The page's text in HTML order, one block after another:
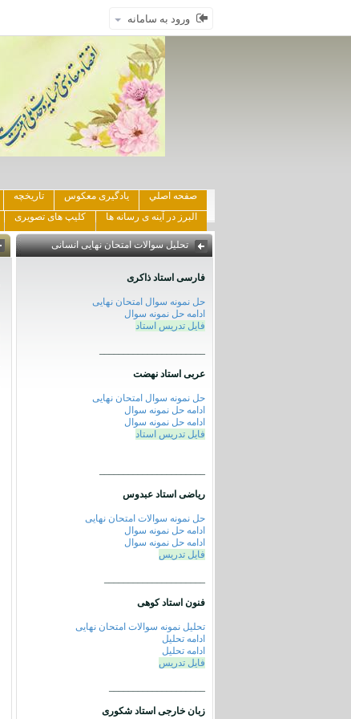
ورود به سامانه
صفحه اصلي یادگیری معکوس تاریخچه
البرز در آینه ی رسانه ها
کلیپ های تصویری
تحلیل سوالات امتحان نهایی انسانی
فارسی استاد ذاکری
حل نمونه سوال امتحان نهایی
ادامه حل نمونه سوال
فایل تدریس استاد
عربی استاد نهضت
حل نمونه سوال امتحان نهایی
ادامه حل نمونه سوال
ادامه حل نمونه سوال
فایل تدریس استاد
ریاضی استاد عبدوس
حل نمونه سوالات امتحان نهایی
ادامه حل نمونه سوال
ادامه حل نمونه سوال
فایل تدریس
فنون استاد کوهی
تحلیل نمونه سوالات امتحان نهایی
ادامه تحلیل
ادامه تحلیل
فایل تدریس
زبان خارجی استاد شکوری